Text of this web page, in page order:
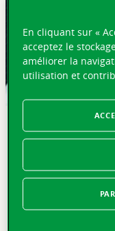
EN BREF
Lausanne, le 3
abattu le 28 juin
occasionné de
ses valeurs
s’apprête à
En cliquant sur «
acceptez le
améliorer la
utilisation et